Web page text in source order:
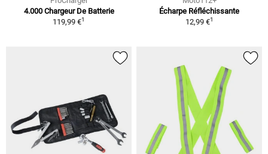
4.000 Chargeur De Batterie
119,99 €1
Écharpe Réfléchissante
12,99 €1